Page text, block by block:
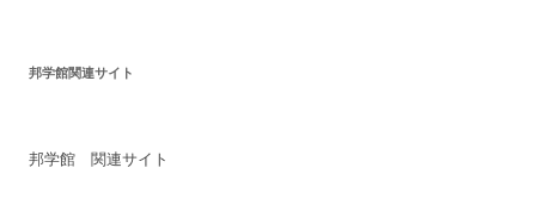
邦学館関連サイト
邦学館 関連サイト